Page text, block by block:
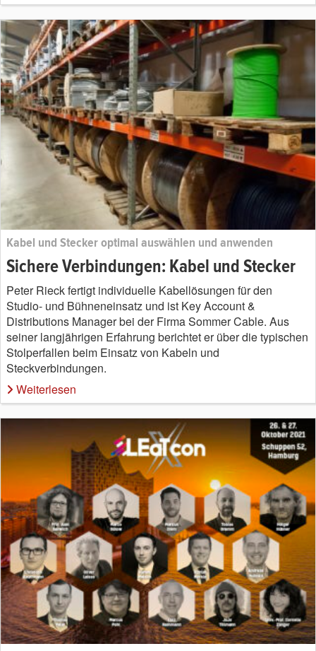
Kabel und Stecker optimal auswählen und anwenden
Sichere Verbindungen: Kabel und Stecker
Peter Rieck fertigt individuelle Kabellösungen für den
Studio- und Bühneneinsatz und ist Key Account &
Distributions Manager bei der Firma Sommer Cable. Aus
seiner langjährigen Erfahrung berichtet er über die typischen
Stolperfallen beim Einsatz von Kabeln und
Steckverbindungen.
Weiterlesen